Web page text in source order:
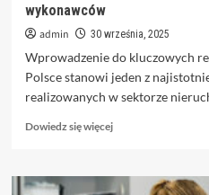
wykonawców
admin 30 września, 2025
Wprowadzenie do kluczowych
Polsce stanowi jeden z
realizowanych w sektorze
Dowiedz się więcejDowiedz
o
Prawo